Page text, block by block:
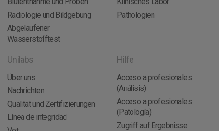
Radiologie und Bildgebung
Abgelaufener
Wasserstofftest
Pathologien
Unilabs
Über uns
Nachrichten
Qualität und Zertifizierungen
Línea de integridad
Hilfe
Acceso a profesionales
(Análisis)
Acceso a profesionales
(Patología)
Zugriff auf Ergebnisse